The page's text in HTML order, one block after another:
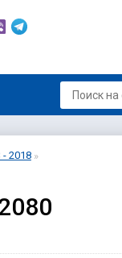
2018